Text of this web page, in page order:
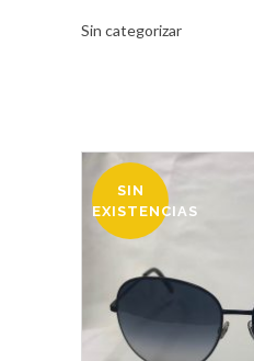
Sin categorizar
OFERTA
SIN
EXISTENCIAS